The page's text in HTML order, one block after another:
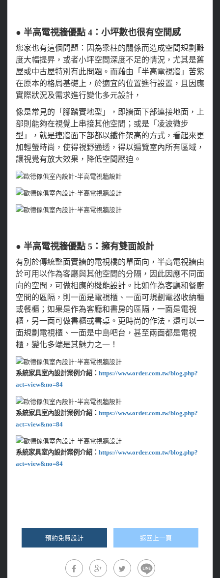
● 半高電視牆優點 4：小坪數也很有空間感
您家也有這個問題：因為梁柱的關係而造成空間規劃難
度大幅提昇，或者小坪空間深度不足的情況，尤其是舊
屋或中古屋特別有此問題。而藉由「半高電視牆」苦紫
在原本的格局基礎上，於適宜的位置進行設置，且因應
實際狀況及需求進行變化多元設計，
像是常見的「腳踏實地型」，即牆面下部連接地面，上
部則能夠在視覺上串接其他空間；或是「凌波微步
型」，就是連牆面下部都以鐵件架高的方式，看起來更
加輕螢時尚，使得視野通透，得以遍覽室內所有區域，
讓視覺有放大效果，降低空間壓迫。
● 半高電視牆優點 5：擁有雙面設計
有別於傳統整面實牆的電視橋的單面向，半高電視牆由
於可用以作為客廳與其他空間的分隔，因此因應不同面
向的空間，可做相應的機能設計。比如作為客廳和餐廚
空間的區隔，則一面是電視櫃、一面可規劃電器收納櫃
或餐櫃；如果是作為客廳和書房的區隔，一面是電視
櫃，另一面可做書櫃或書桌。更時尚的作法，還可以一
面規劃電視櫃、一面是中島吧台，甚至兩面都是電視
櫃，變化多端是其魅力之一！
系統家具室內設計案例介紹： https://www.order.com.tw/blog.php?
act=view&no=84
系統家具室內設計案例介紹： https://www.order.com.tw/blog.php?
act=view&no=84
系統家具室內設計案例介紹： https://www.order.com.tw/blog.php?
act=view&no=84
預約免費設計 返回上一頁